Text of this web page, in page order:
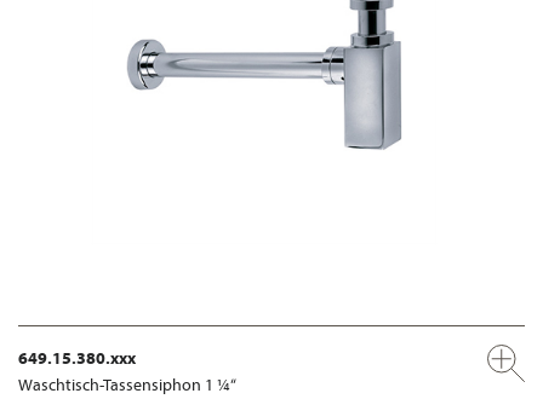
649.15.380.xxx
Waschtisch-Tassensiphon 1 ¼“